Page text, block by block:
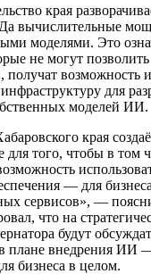
края
вычислительные
моделями. Это
не могут
возможность
для
моделей ИИ.
края
того, чтобы в том
— для
сервисов», —
что на
будут
плане внедрения ИИ
бизнеса в целом.